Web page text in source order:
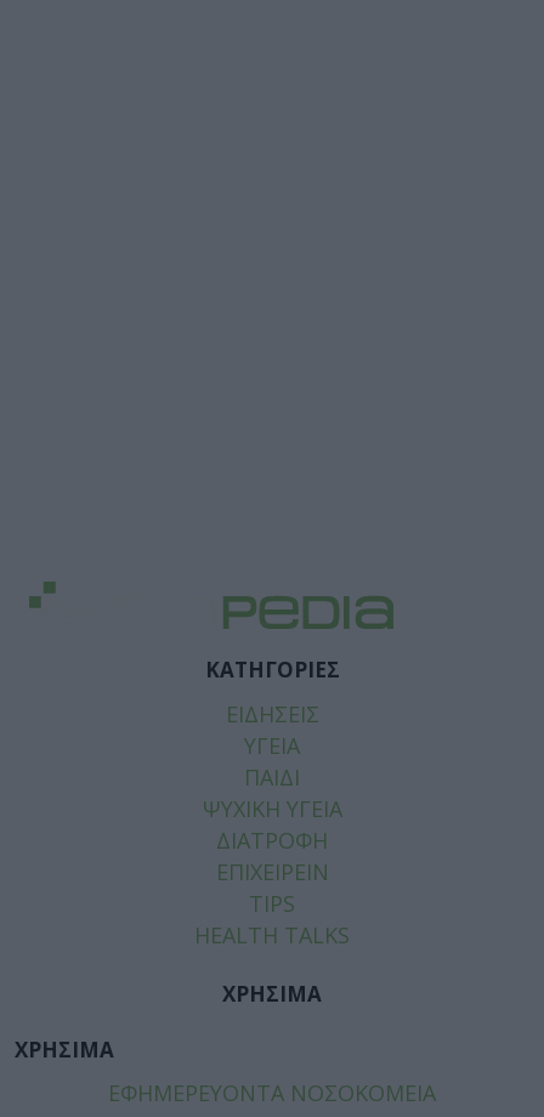
ΚΑΤΗΓΟΡΙΕΣ
ΕΙΔΗΣΕΙΣ
ΥΓΕΙΑ
ΠΑΙΔΙ
ΨΥΧΙΚΗ ΥΓΕΙΑ
ΔΙΑΤΡΟΦΗ
ΕΠΙΧΕΙΡΕΙΝ
TIPS
HEALTH TALKS
ΧΡΗΣΙΜΑ
ΧΡΗΣΙΜΑ
ΕΦΗΜΕΡΕΥΟΝΤΑ ΝΟΣΟΚΟΜΕΙΑ